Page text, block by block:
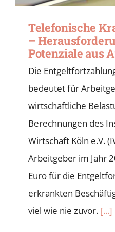
Telefonische
–
Potenziale aus
Die
bedeutet für
wirtschaftliche
Berechnungen des
Wirtschaft Köln e.V.
Arbeitgeber im Jahr
Euro für die
erkrankten
viel wie nie zuvor. [...]